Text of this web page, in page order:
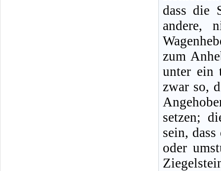
dass die
andere,
zum
unter ein
zwar so,
setzen;
sein,
oder